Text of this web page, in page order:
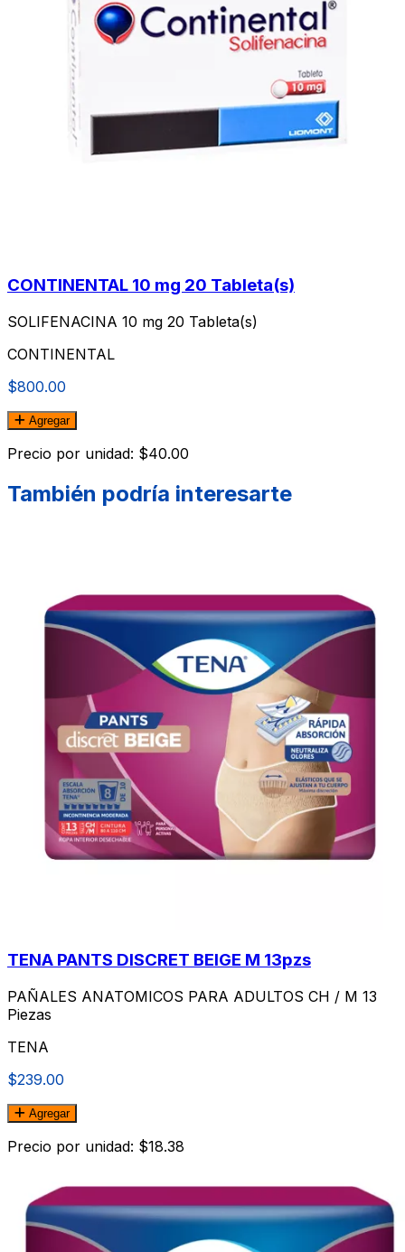
CONTINENTAL 10 mg 20 Tableta(s)
SOLIFENACINA 10 mg 20 Tableta(s)
CONTINENTAL
$800.00
Agregar
Precio por unidad: $40.00
También podría interesarte
TENA PANTS DISCRET BEIGE M 13pzs
PAÑALES ANATOMICOS PARA ADULTOS CH / M 13
Piezas
TENA
$239.00
Agregar
Precio por unidad: $18.38